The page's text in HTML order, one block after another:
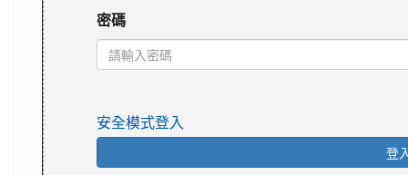
密碼
安全模式登入
登